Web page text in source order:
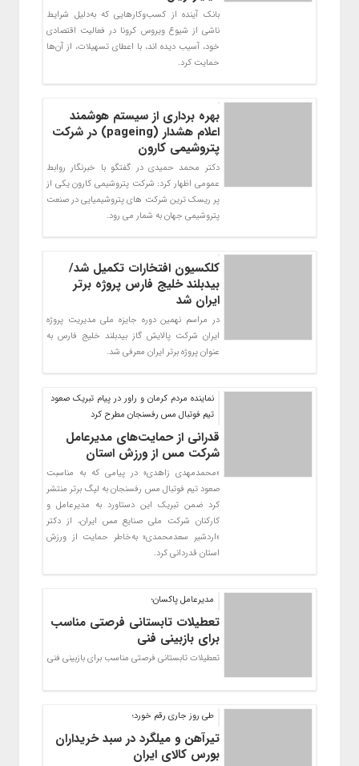
بانک آینده از کسب‌وکارهایی که به‌دلیل شرایط
ناشی از شیوع ویروس کرونا در فعالیت اقتصادی
خود، آسیب دیده اند، با اعطای تسهیلات، از آن‌ها
حمایت کرد.
بهره برداری از سیستم هوشمند
اعلام هشدار (pageing) در شرکت
پتروشیمی کارون
دکتر محمد حمیدی در گفتگو با خبرنگار روابط
عمومی اظهار کرد: شرکت پتروشیمی کارون یکی از
پر ریسک ترین شرکت های پتروشیمیایی در صنعت
پتروشیمی جهان به شمار می رود.
کلکسیون افتخارات تکمیل شد/
بیدبلند خلیج فارس پروژه برتر
ایران شد
در مراسم نهمین دوره جایزه ملی مدیریت پروژه
ایران شرکت پالایش گاز بیدبلند خلیج فارس به
عنوان پروژه برتر ایران معرفی شد.
نماینده مردم کرمان و راور در پیام تبریک صعود
تیم فوتبال مس رفسنجان مطرح کرد
قدرانی از حمایت‌های مدیرعامل
شرکت مس از ورزش استان
«محمدمهدی زاهدی» در پیامی که به مناسبت
صعود تیم فوتبال مس رفسنجان به لیگ برتر منتشر
کرد ضمن تبریک این دستاورد به مدیرعامل و
کارکنان شرکت ملی صنایع مس ایران، از دکتر
«اردشیر سعدمحمدی» به‌خاطر حمایت از ورزش
استان قدردانی کرد.
مدیرعامل پاکسان؛
تعطیلات تابستانی فرصتی مناسب
برای بازبینی فنی
تعطیلات تابستانی فرصتي مناسب براي بازبینی فنی
طی روز جاری رقم خورد؛
تیرآهن و میلگرد در سبد خریداران
بورس کالای ایران